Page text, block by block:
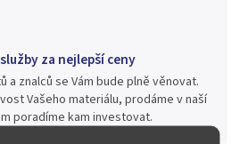
za nejlepší ceny
a znalců se Vám bude plně věnovat.
Vašeho materiálu, prodáme v naší
poradíme kam investovat.